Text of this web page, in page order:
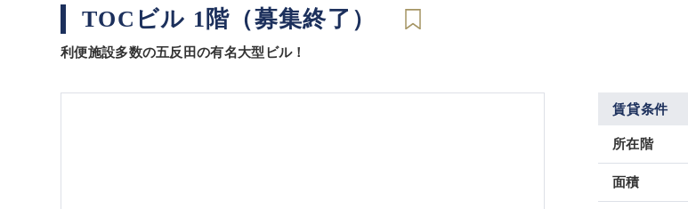
TOCビル 1階（募集終了）
利便施設多数の五反田の有名大型ビル！
賃貸条件
所在階
面積